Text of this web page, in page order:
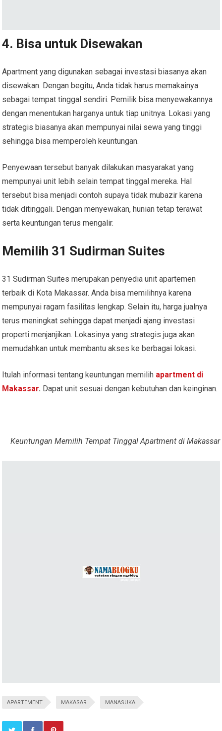
4. Bisa untuk Disewakan
Apartment yang digunakan sebagai investasi biasanya akan
disewakan. Dengan begitu, Anda tidak harus memakainya
sebagai tempat tinggal sendiri. Pemilik bisa menyewakannya
dengan menentukan harganya untuk tiap unitnya. Lokasi yang
strategis biasanya akan mempunyai nilai sewa yang tinggi
sehingga bisa memperoleh keuntungan.
Penyewaan tersebut banyak dilakukan masyarakat yang
mempunyai unit lebih selain tempat tinggal mereka. Hal
tersebut bisa menjadi contoh supaya tidak mubazir karena
tidak ditinggali. Dengan menyewakan, hunian tetap terawat
serta keuntungan terus mengalir.
Memilih 31 Sudirman Suites
31 Sudirman Suites merupakan penyedia unit apartemen
terbaik di Kota Makassar. Anda bisa memilihnya karena
mempunyai ragam fasilitas lengkap. Selain itu, harga jualnya
terus meningkat sehingga dapat menjadi ajang investasi
properti menjanjikan. Lokasinya yang strategis juga akan
memudahkan untuk membantu akses ke berbagai lokasi.
Itulah informasi tentang keuntungan memilih apartment di
Makassar. Dapat unit sesuai dengan kebutuhan dan keinginan.
Keuntungan Memilih Tempat Tinggal Apartment di Makassar
APARTEMENT MAKASAR MANASUKA